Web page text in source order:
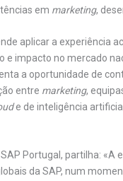
em marketing,
aplicar a experiência
impacto no mercado
a oportunidade de
entre marketing,
e de inteligência
Portugal, partilha:
da SAP, num